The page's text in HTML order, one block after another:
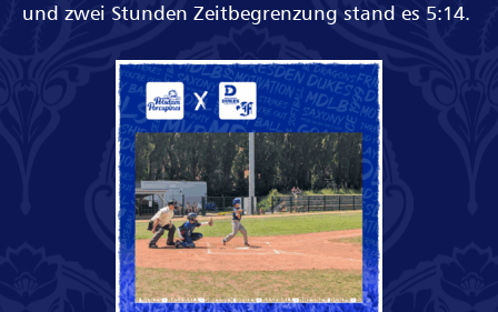
und zwei Stunden Zeitbegrenzung stand es 5:14.